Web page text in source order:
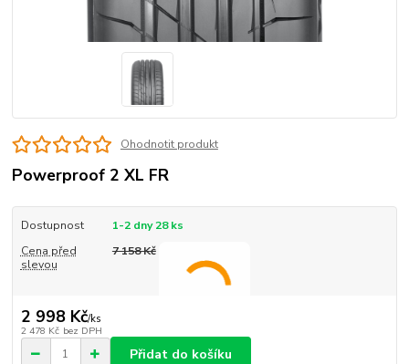
Ohodnotit produkt
Powerproof 2 XL FR
Dostupnost
1-2 dny 28 ks
Cena před
slevou
7 158 Kč
2 998 Kč/ks
2 478 Kč bez DPH
Přidat do košíku